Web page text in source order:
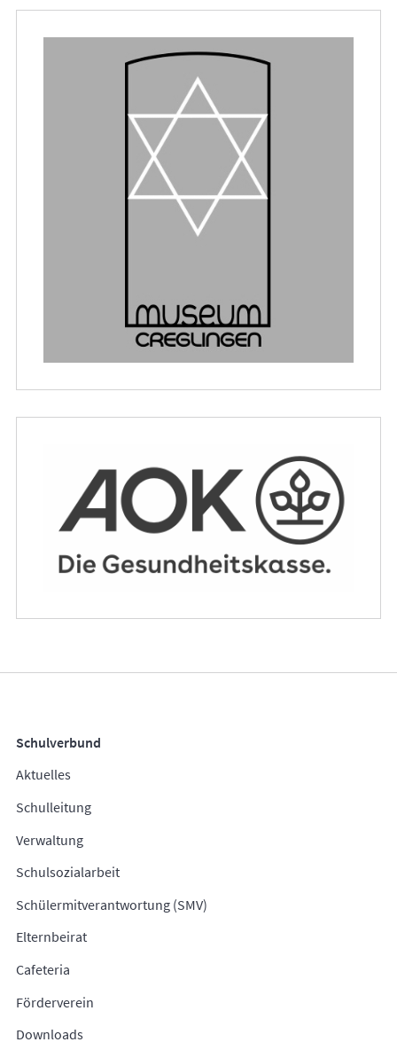
Schulverbund
Aktuelles
Schulleitung
Verwaltung
Schulsozialarbeit
Schülermitverantwortung (SMV)
Elternbeirat
Cafeteria
Förderverein
Downloads